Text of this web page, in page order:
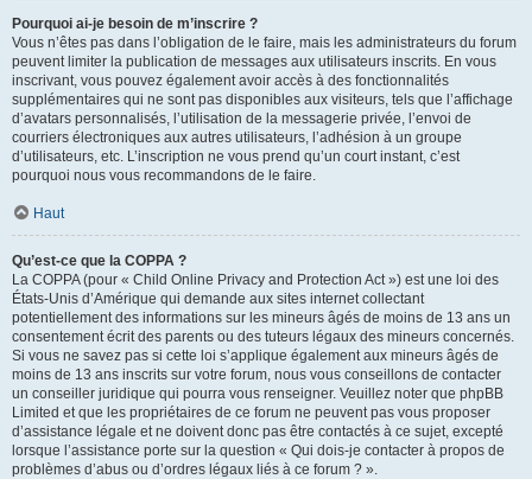
Pourquoi ai-je besoin de m’inscrire ?
Vous n’êtes pas dans l’obligation de le faire, mais les administrateurs du forum
peuvent limiter la publication de messages aux utilisateurs inscrits. En vous
inscrivant, vous pouvez également avoir accès à des fonctionnalités
supplémentaires qui ne sont pas disponibles aux visiteurs, tels que l’affichage
d’avatars personnalisés, l’utilisation de la messagerie privée, l’envoi de
courriers électroniques aux autres utilisateurs, l’adhésion à un groupe
d’utilisateurs, etc. L’inscription ne vous prend qu’un court instant, c’est
pourquoi nous vous recommandons de le faire.
Haut
Qu’est-ce que la COPPA ?
La COPPA (pour « Child Online Privacy and Protection Act ») est une loi des
États-Unis d’Amérique qui demande aux sites internet collectant
potentiellement des informations sur les mineurs âgés de moins de 13 ans un
consentement écrit des parents ou des tuteurs légaux des mineurs concernés.
Si vous ne savez pas si cette loi s’applique également aux mineurs âgés de
moins de 13 ans inscrits sur votre forum, nous vous conseillons de contacter
un conseiller juridique qui pourra vous renseigner. Veuillez noter que phpBB
Limited et que les propriétaires de ce forum ne peuvent pas vous proposer
d’assistance légale et ne doivent donc pas être contactés à ce sujet, excepté
lorsque l’assistance porte sur la question « Qui dois-je contacter à propos de
problèmes d’abus ou d’ordres légaux liés à ce forum ? ».